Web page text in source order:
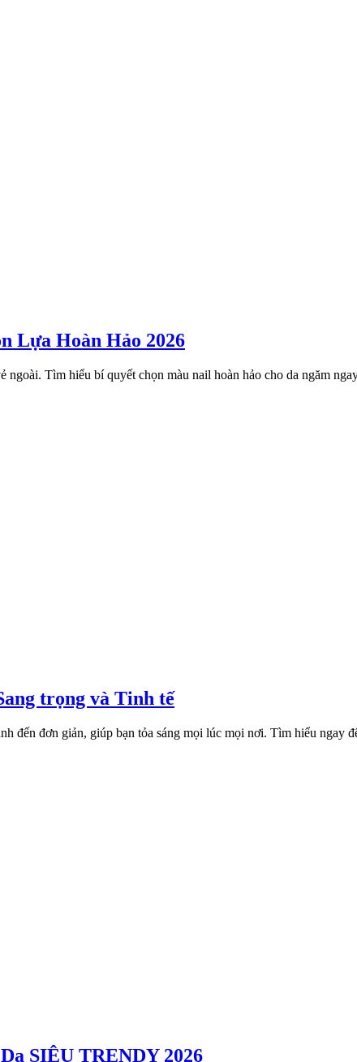
Lựa Hoàn Hảo 2026
Tìm hiểu bí quyết chọn màu nail hoàn hảo cho da ngăm
trọng và Tinh tế
đến đơn giản, giúp bạn tỏa sáng mọi lúc mọi nơi. Tìm hiểu ngay
SIÊU TRENDY 2026